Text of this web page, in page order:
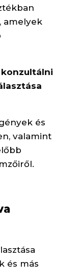
amelyek
konzultálni
és
valamint
és más